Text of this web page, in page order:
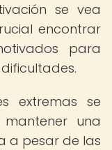
se vea
encontrar
para
extremas se
una
a pesar de las